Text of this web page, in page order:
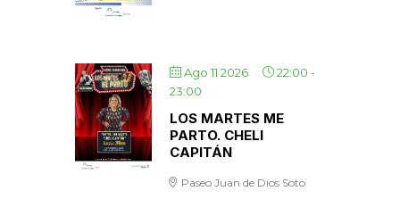
Ago 11 2026 22:00 -
23:00
LOS MARTES ME
PARTO. CHELI
CAPITÁN
Paseo Juan de Dios Soto